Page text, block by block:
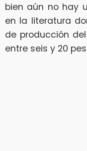
bien aún no hay
en la literatura
de producción
entre seis y 20